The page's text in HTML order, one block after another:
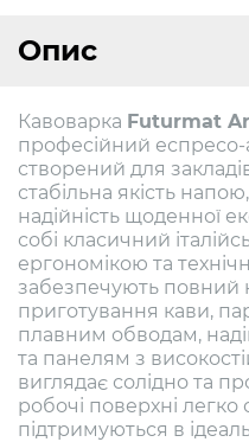
Опис
Кавоварка Futurmat
професійний
створений для
стабільна якість
надійність щоденної
собі класичний
ергономікою та
забезпечують повний
приготування кави,
плавним обводам,
та панелям з
виглядає солідно та
робочі поверхні легко
підтримуються в